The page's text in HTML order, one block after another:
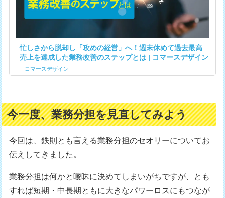
忙しさから脱却し「攻めの経営」へ！週末休めて過去最高
売上を達成した業務改善のステップとは | コマースデザイン
コマースデザイン
今一度、業務分担を見直してみよう
今回は、鉄則とも言える業務分担のセオリーについてお
伝えしてきました。
業務分担は何かと曖昧に決めてしまいがちですが、とも
すれば短期・中長期ともに大きなパワーロスにもつなが